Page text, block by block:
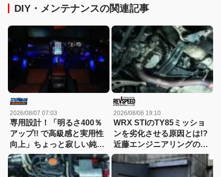
DIY・メンテナンスの関連記事
2026/08/07 07:03
専用設計！「明るさ400％
アップ!! で高級感と実用性
向上」ちょっと寂しい純正
室内照明をグレードアップ
2026/08/06 19:10
WRX STIのTY85ミッショ
ンを劣化させる原因とは!?
近藤エンジニアリングの
VAB/GVB WRX STI メンテ
ナンス Part3 駆動系編